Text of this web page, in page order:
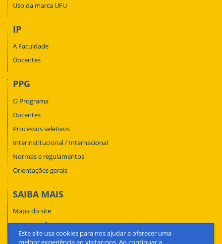
Este site usa cookies para nos ajudar a oferecer uma
melhor experiência ao visitar-nos. Ao continuar a
Uso da marca UFU
IP
A Faculdade
Docentes
PPG
O Programa
Docentes
Processos seletivos
Interinstitucional / Internacional
Normas e regulamentos
Orientações gerais
SAIBA MAIS
Mapa do site
Perguntas frequentes
Fale conosco